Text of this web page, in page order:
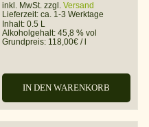
inkl. MwSt. zzgl. Versand
Lieferzeit: ca. 1-3 Werktage
Inhalt: 0.5 L
Alkoholgehalt: 45,8 % vol
Grundpreis: 118,00€ /
IN DEN WARENKORB